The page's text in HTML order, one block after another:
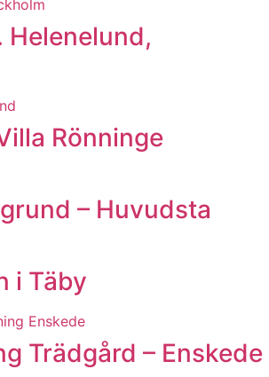
Helenelund,
Rönninge
– Huvudsta
i Täby
Trädgård – Enskede